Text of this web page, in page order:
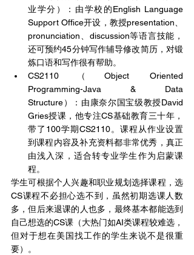
业学分）：由学校的English Language
Support Office开设，教授presentation、
pronunciation、discussion等语言技能，
还可预约45分钟写作辅导修改简历，对锻
炼口语和写作很有帮助。
CS2110（Object Oriented
Programming-Java & Data
Structure）：由康奈尔国宝级教授David
Gries授课，他专注CS基础教育三十年，
带了100学期CS2110。课程从作业设置
到课程内容及补充资料都非常优秀，真正
由浅入深，适合转专业学生作为启蒙课
程。
学生可根据个人兴趣和职业规划选择课程，选
CS课程不必担心选不到，虽然初期选课人数
多，但后来退课的人也多，最终基本都能选到
自己想选的CS课（大热门如AI类课程较难选，
但对于想在美国找工作的学生来说不是很重
要）。